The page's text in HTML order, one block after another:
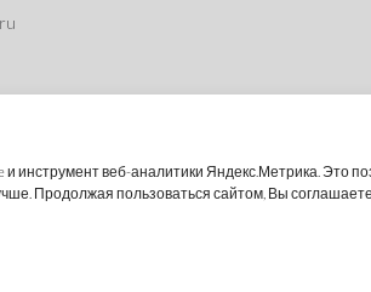
и инструмент веб-аналитики Яндекс.Метрика. Это
Продолжая пользоваться сайтом, Вы